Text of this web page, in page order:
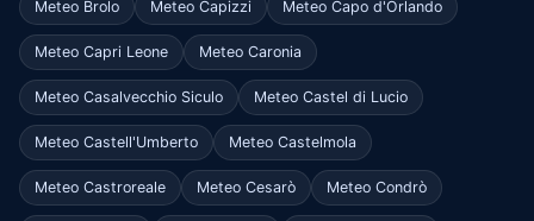
Meteo Brolo Meteo Capizzi Meteo Capo d'Orlando
Meteo Capri Leone Meteo Caronia
Meteo Casalvecchio Siculo Meteo Castel di Lucio
Meteo Castell'Umberto Meteo Castelmola
Meteo Castroreale Meteo Cesarò Meteo Condrò